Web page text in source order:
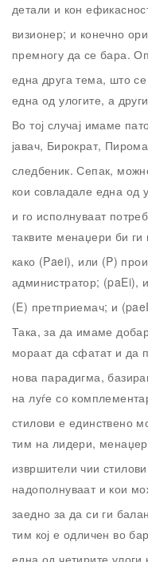
детали и кон
визионер; и конечно
премногу да се бара.
една друга тема, што
една од улогите, а
Во тој случај имаме
јавач, Бирократ,
следбеник. Сепак,
кои совладале една од
и го исполнуваат
таквите менаџери би ги
како (Paei), или (P)
администратор; (paEi),
(E) претприемач; и
Така, за да имаме
мораат да сфатат и да
нова парадигма,
на луѓе со
стилови е единствено
тим на лидери,
извршители чии
надополнуваат и кои
заедно за да си ги
тим кој е одличен во
една од четирите улоги